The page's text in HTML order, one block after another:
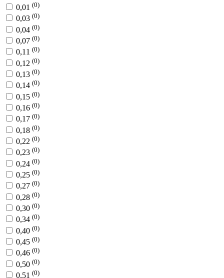
0,01 (0)
0,03 (0)
0,04 (0)
0,07 (0)
0,11 (0)
0,12 (0)
0,13 (0)
0,14 (0)
0,15 (0)
0,16 (0)
0,17 (0)
0,18 (0)
0,22 (0)
0,23 (0)
0,24 (0)
0,25 (0)
0,27 (0)
0,28 (0)
0,30 (0)
0,34 (0)
0,40 (0)
0,45 (0)
0,46 (0)
0,50 (0)
0,51 (0)